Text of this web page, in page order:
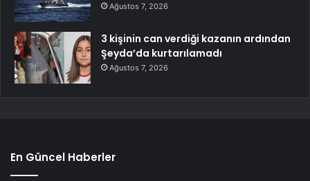
Ağustos 7, 2026
3 kişinin can verdiği kazanın ardından
Şeyda’da kurtarılamadı
Ağustos 7, 2026
En Güncel Haberler